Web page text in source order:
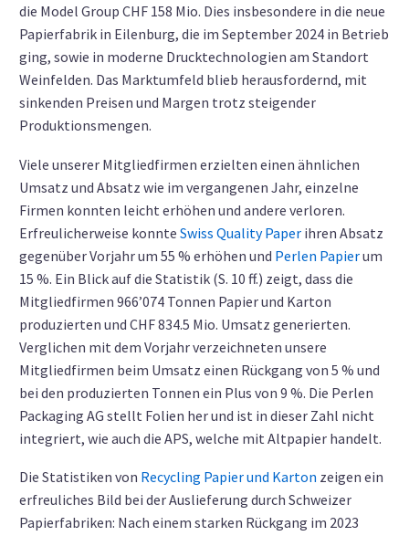
die Model Group CHF 158 Mio. Dies insbesondere in die neue
Papierfabrik in Eilenburg, die im September 2024 in Betrieb
ging, sowie in moderne Drucktechnologien am Standort
Weinfelden. Das Marktumfeld blieb herausfordernd, mit
sinkenden Preisen und Margen trotz steigender
Produktionsmengen.
Viele unserer Mitgliedfirmen erzielten einen ähnlichen
Umsatz und Absatz wie im vergangenen Jahr, einzelne
Firmen konnten leicht erhöhen und andere verloren.
Erfreulicherweise konnte Swiss Quality Paper ihren Absatz
gegenüber Vorjahr um 55 % erhöhen und Perlen Papierum
15 %. Ein Blick auf die Statistik (S. 10 ff.) zeigt, dass die
Mitgliedfirmen 966’074 Tonnen Papier und Karton
produzierten und CHF 834.5 Mio. Umsatz generierten.
Verglichen mit dem Vorjahr verzeichneten unsere
Mitgliedfirmen beim Umsatz einen Rückgang von 5 % und
bei den produzierten Tonnen ein Plus von 9 %. Die Perlen
Packaging AG stellt Folien her und ist in dieser Zahl nicht
integriert, wie auch die APS, welche mit Altpapier handelt.
Die Statistiken von Recycling Papier und Karton zeigen ein
erfreuliches Bild bei der Auslieferung durch Schweizer
Papierfabriken: Nach einem starken Rückgang im 2023